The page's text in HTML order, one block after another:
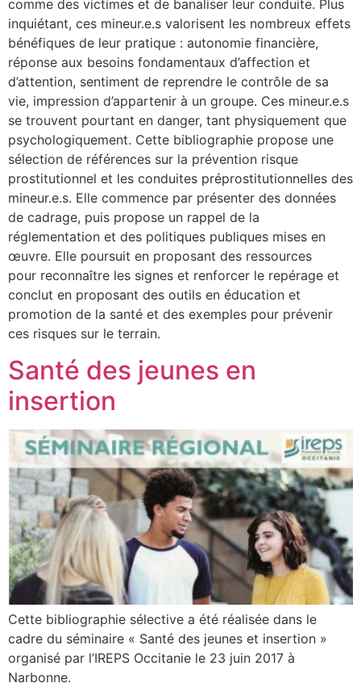
comme des victimes et de banaliser leur conduite. Plus
inquiétant, ces mineur.e.s valorisent les nombreux effets
bénéfiques de leur pratique : autonomie financière,
réponse aux besoins fondamentaux d’affection et
d’attention, sentiment de reprendre le contrôle de sa
vie, impression d’appartenir à un groupe. Ces mineur.e.s
se trouvent pourtant en danger, tant physiquement que
psychologiquement. Cette bibliographie propose une
sélection de références sur la prévention risque
prostitutionnel et les conduites préprostitutionnelles des
mineur.e.s. Elle commence par présenter des données
de cadrage, puis propose un rappel de la
réglementation et des politiques publiques mises en
œuvre. Elle poursuit en proposant des ressources
pour reconnaître les signes et renforcer le repérage et
conclut en proposant des outils en éducation et
promotion de la santé et des exemples pour prévenir
ces risques sur le terrain.
Santé des jeunes en
insertion
Cette bibliographie sélective a été réalisée dans le
cadre du séminaire « Santé des jeunes et insertion »
organisé par l’IREPS Occitanie le 23 juin 2017 à
Narbonne.